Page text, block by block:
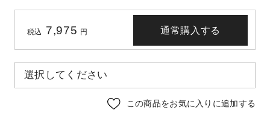
税込 7,975 円 通常購入する
この商品をお気に入りに追加する